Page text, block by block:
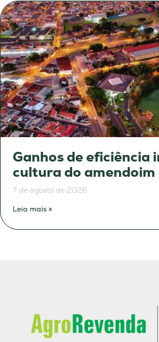
Ganhos de eficiência
cultura do amendoim
7 de agosto de 2026
Leia mais »